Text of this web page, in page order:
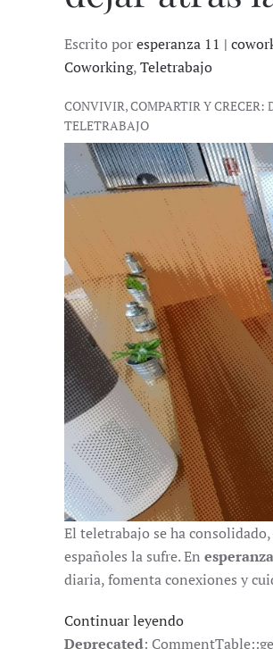
Escrito poresperanza 11 |
Coworking,Teletrabajo
CONVIVIR, COMPARTIR Y CRECER:
TELETRABAJO
El teletrabajo se ha
españoles la sufre. En
diaria, fomenta conexiones y
Continuar leyendo
Deprecated: